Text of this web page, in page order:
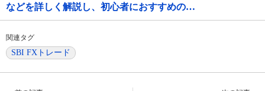
などを詳しく解説し、初心者におすすめの…
関連タグ
SBI FXトレード